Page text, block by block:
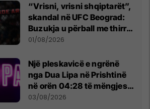
“Vrisni, vrisni shqiptarët”,
skandal në UFC Beograd:
Buzukja u përball me thirrje
anti-shqiptare nga
01/08/2026
Një pleskavicë e ngrënë
nga Dua Lipa në Prishtinë
në orën 04:28 të mëngjesit
- dhe bota digjitale serbe
03/08/2026